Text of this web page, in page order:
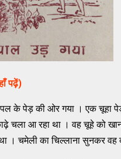
पढ़ें)
के पेड़ की ओर गया । एक चूहा
चला आ रहा था । वह चूहे को
। चमेली का चिल्लाना सुनकर वह